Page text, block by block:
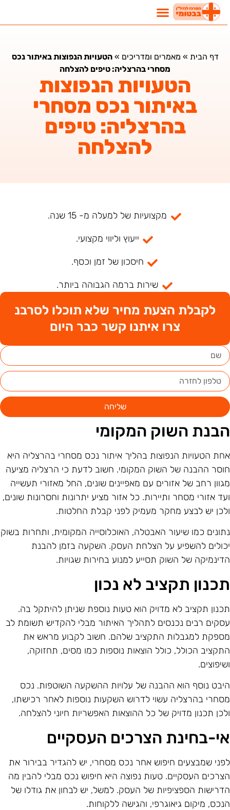
דף הבית»מאמרים ומדריכים»הטעויות הנפוצות באיתור נכס
מסחרי בהרצליה: טיפים להצלחה
הטעויות הנפוצות
באיתור נכס מסחרי
בהרצליה: טיפים
להצלחה
מקצועיות של למעלה מ- 15 שנה.
ייעוץ וליווי מקצועי.
חיסכון של זמן וכסף.
שירות ברמה הגבוהה ביותר.
לקבלת הצעת מחיר שלא תוכלו לסרבנ
צרו איתנו קשר כבר היום
שליחה
השוק המקומי
הטעויות הנפוצות בהליך איתור נכס מסחרי בהרצליה היא
ההבנה של השוק המקומי. חשוב לדעת כי הרצליה מציעה
רחב של אזורים עם מאפיינים שונים, החל מאזורי תעשייה
אזורי מסחר ותיירות. כל אזור מציע יתרונות וחסרונות שונים,
יש לבצע מחקר מעמיק לפני קבלת החלטות.
כמו שיעור האבטלה, האוכלוסייה המקומית, ותחרות בשוק
להשפיע על הצלחת העסק. השקעה בזמן להבנת
של השוק תסייע למנוע בחירות שגויות.
תקציב לא נכון
תקציב לא מדויק הוא טעות נוספת שניתן להיתקל בה.
רבים נכנסים לתהליך האיתור מבלי להקדיש תשומת לב
למגבלות התקציב שלהם. חשוב לקבוע מראש את
הכולל, כולל הוצאות נוספות כמו מסים, תחזוקה,
נוסף הוא ההבנה של עלויות ההשקעה השוטפות. נכס
בהרצליה עשוי לדרוש השקעות נוספות לאחר רכישתו,
תכנון מדויק של כל ההוצאות האפשריות חיוני להצלחה.
בחינת הצרכים העסקיים
שמבצעים חיפוש אחר נכס מסחרי, יש להגדיר בבירור את
העסקיים. טעות נפוצה היא חיפוש נכס מבלי להבין מה
הספציפיות של העסק. למשל, יש לבחון את גודלו של
מיקום גיאוגרפי, והגישה ללקוחות.